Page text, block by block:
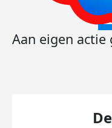
Aan eigen actie